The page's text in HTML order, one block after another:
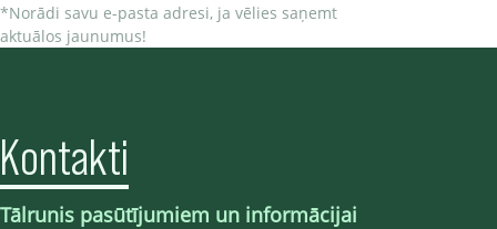
*Norādi savu e-pasta adresi, ja vēlies saņemt
aktuālos jaunumus!
Kontakti
Tālrunis pasūtījumiem un informācijai